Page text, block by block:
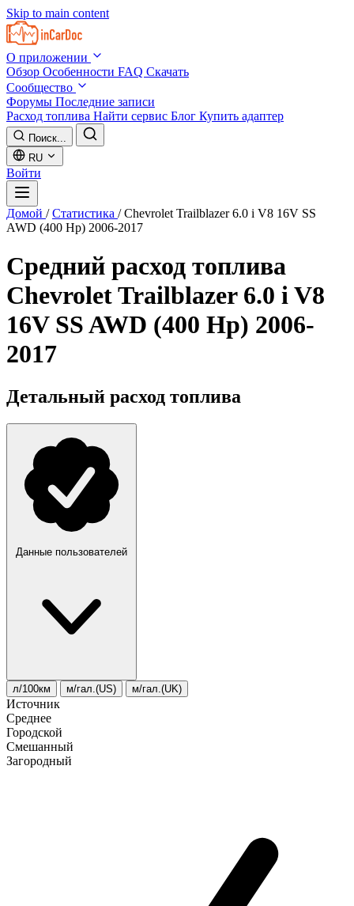
Skip to main content
О приложении
Обзор Особенности FAQ Скачать
Сообщество
Форумы Последние записи
Расход топлива Найти сервис Блог Купить адаптер
Поиск...
RU
Войти
Домой / Статистика / Chevrolet Trailblazer 6.0 i V8 16V SS
AWD (400 Hp) 2006-2017
Средний расход топлива
Chevrolet Trailblazer 6.0 i V8
16V SS AWD (400 Hp) 2006-
2017
Детальный расход топлива
Данные пользователей
л/100км м/гал.(US) м/гал.(UK)
Источник
Среднее
Городской
Смешанный
Загородный